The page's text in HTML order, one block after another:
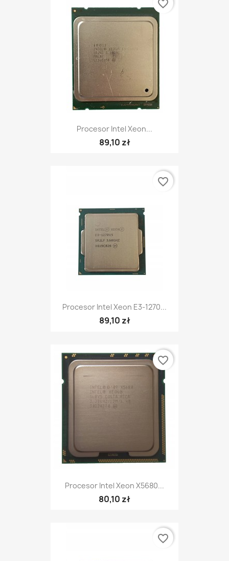
Procesor Intel Xeon...
89,10 zł
favorite_border
Procesor Intel Xeon E3-1270...
89,10 zł
favorite_border
Procesor Intel Xeon X5680...
80,10 zł
favorite_border
favorite_border